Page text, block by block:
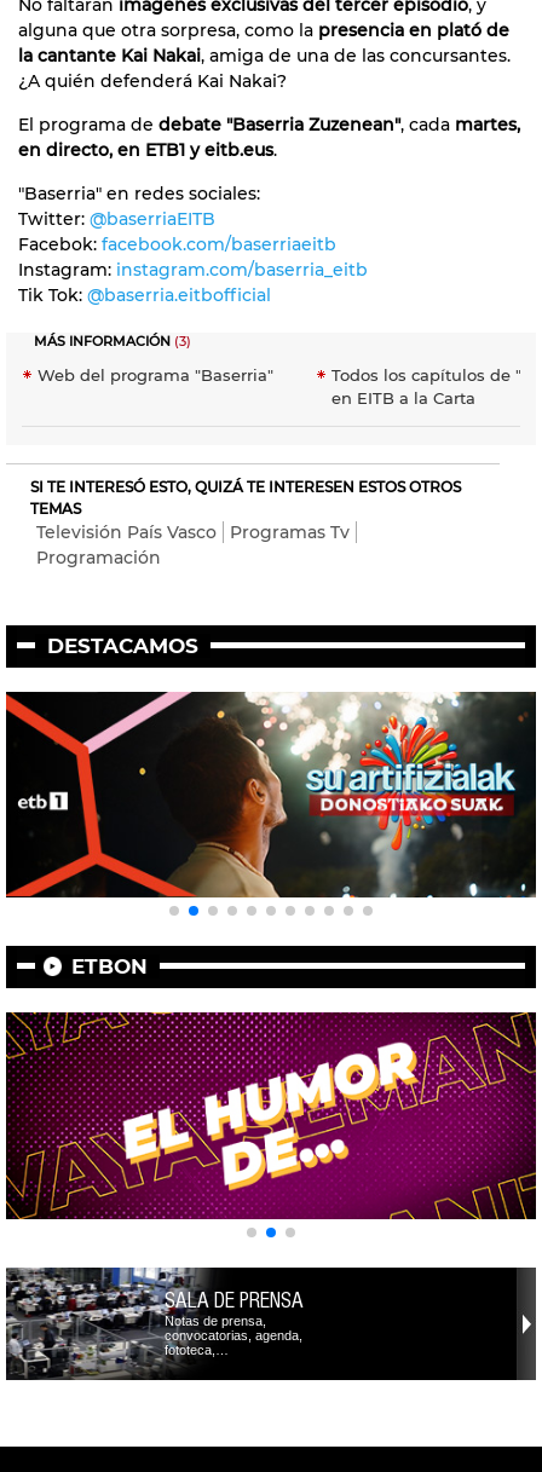
No faltarán imágenes exclusivas del tercer episodio, y
alguna que otra sorpresa, como la presencia en plató de
la cantante Kai Nakai, amiga de una de las concursantes.
¿A quién defenderá Kai Nakai?
El programa de debate "Baserria Zuzenean", cada martes,
en directo, en ETB1 y eitb.eus.
"Baserria" en redes sociales:
Twitter: @baserriaEITB
Facebok: facebook.com/baserriaeitb
Instagram: instagram.com/baserria_eitb
Tik Tok: @baserria.eitbofficial
MÁS INFORMACIÓN (3)
Web del programa "Baserria"
Todos los capítulos de
en EITB a la Carta
SI TE INTERESÓ ESTO, QUIZÁ TE INTERESEN ESTOS OTROS
TEMAS
Televisión País Vasco
Programas Tv
Programación
DESTACAMOS
ETBON
SALA DE PRENSA
Notas de prensa,
convocatorias, agenda,
fototeca,…